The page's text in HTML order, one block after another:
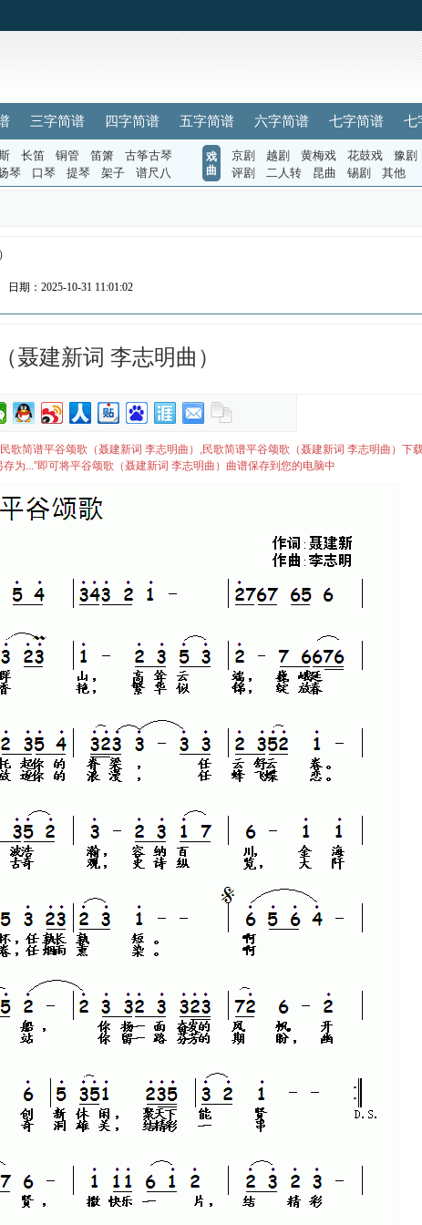
三字简谱 四字简谱 五字简谱 六字简谱 七字简谱 七
长笛 铜管 笛箫
古筝古琴
琴 口琴 提琴 架子 谱尺八
戏
曲
京剧 越剧 黄梅戏 花鼓戏
豫剧
评剧
二人转 昆曲 锡剧 其他
日期：2025-10-31 11:01:02
聂建新词 李志明曲）
简谱平谷颂歌（聂建新词 李志明曲）,民歌简谱平谷颂歌（聂建新词 李志明曲）下载
为...”即可将平谷颂歌（聂建新词 李志明曲）曲谱保存到您的电脑中